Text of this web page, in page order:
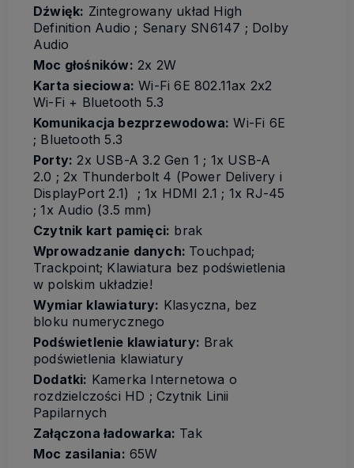
Dźwięk: Zintegrowany układ High
Definition Audio ; Senary SN6147 ; Dolby
Audio
Moc głośników: 2x 2W
Karta sieciowa: Wi-Fi 6E 802.11ax 2x2
Wi-Fi + Bluetooth 5.3
Komunikacja bezprzewodowa: Wi-Fi 6E
; Bluetooth 5.3
Porty: 2x USB-A 3.2 Gen 1 ; 1x USB-A
2.0 ; 2x Thunderbolt 4 (Power Delivery i
DisplayPort 2.1) ; 1x HDMI 2.1 ; 1x RJ-45
; 1x Audio (3.5 mm)
Czytnik kart pamięci: brak
Wprowadzanie danych: Touchpad;
Trackpoint; Klawiatura bez podświetlenia
w polskim układzie!
Wymiar klawiatury: Klasyczna, bez
bloku numerycznego
Podświetlenie klawiatury: Brak
podświetlenia klawiatury
Dodatki: Kamerka Internetowa o
rozdzielczości HD ; Czytnik Linii
Papilarnych
Załączona ładowarka: Tak
Moc zasilania: 65W